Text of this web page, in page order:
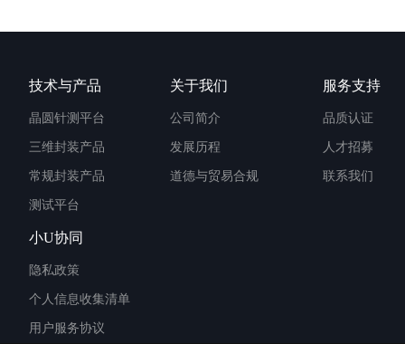
技术与产品
晶圆针测平台
三维封装产品
常规封装产品
测试平台
关于我们
公司简介
发展历程
道德与贸易合规
服务支持
品质认证
人才招募
联系我们
小U协同
隐私政策
个人信息收集清单
用户服务协议